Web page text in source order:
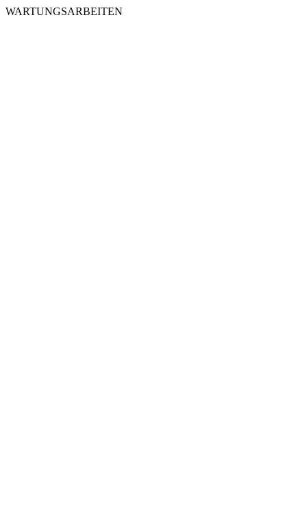
WARTUNGSARBEITEN